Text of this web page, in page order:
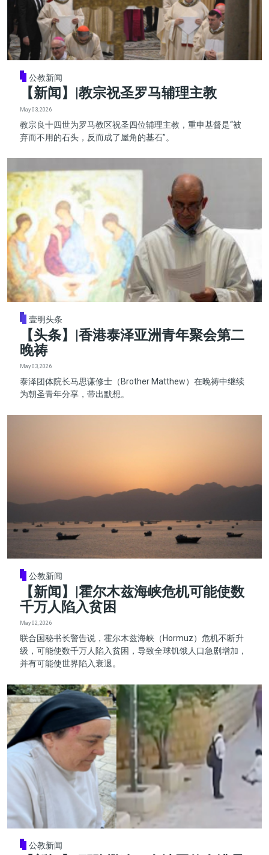
公教新闻
【新闻】|教宗祝圣罗马辅理主教
May 03, 2026
教宗良十四世为罗马教区祝圣四位辅理主教，重申基督是“被
弃而不用的石头，反而成了屋角的基石”。
壹明头条
【头条】|香港泰泽亚洲青年聚会第二
晚祷
May 03, 2026
泰泽团体院长马思谦修士（Brother Matthew）在晚祷中继续
为朝圣青年分享，带出默想。
公教新闻
【新闻】|霍尔木兹海峡危机可能使数
千万人陷入贫困
May 02, 2026
联合国秘书长警告说，霍尔木兹海峡（Hormuz）危机不断升
级，可能使数千万人陷入贫困，导致全球饥饿人口急剧增加，
并有可能使世界陷入衰退。
公教新闻